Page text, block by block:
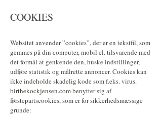
COOKIES
Websitet anvender ”cookies”, der er en tekstfil, som
gemmes på din computer, mobil el. tilsvarende med
det formål at genkende den, huske indstillinger,
udføre statistik og målrette annoncer. Cookies kan
ikke indeholde skadelig kode som f.eks. virus.
birthekockjensen.com benytter sig af
førstepartscookies, som er for sikkerhedsmæssige
grunde: